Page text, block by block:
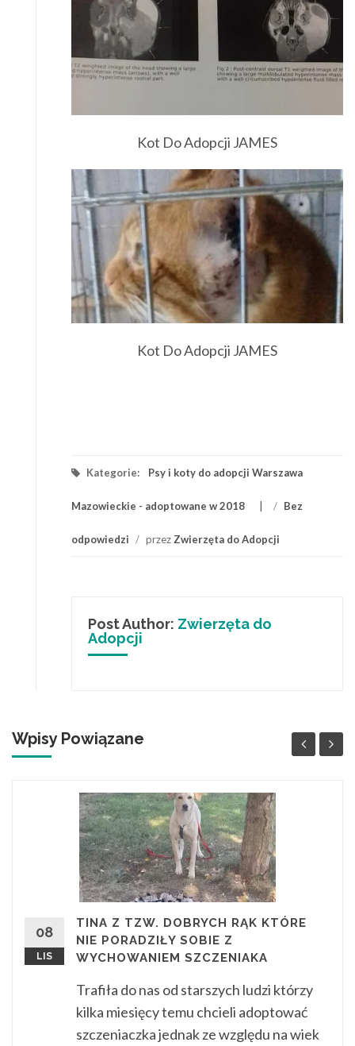
Kot Do Adopcji JAMES
Kot Do Adopcji JAMES
Kategorie: Psy i koty do adopcji Warszawa
Mazowieckie - adoptowane w 2018 / Bez
odpowiedzi / przez Zwierzęta do Adopcji
Post Author: Zwierzęta do
Adopcji
Wpisy Powiązane
08
LIS
TINA Z TZW. DOBRYCH RĄK KTÓRE
NIE PORADZIŁY SOBIE Z
WYCHOWANIEM SZCZENIAKA
Trafiła do nas od starszych ludzi którzy
kilka miesięcy temu chcieli adoptować
szczeniaczka jednak ze względu na wiek